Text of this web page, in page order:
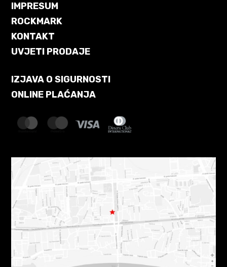
IMPRESUM
ROCKMARK
KONTAKT
UVJETI PRODAJE
IZJAVA O SIGURNOSTI
ONLINE PLAĆANJA